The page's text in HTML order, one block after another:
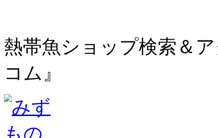
熱帯魚ショップ検索＆
コム』